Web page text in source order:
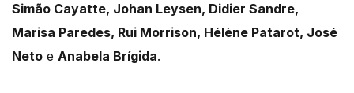
Simão Cayatte, Johan Leysen, Didier Sandre,
Marisa Paredes, Rui Morrison, Hélène Patarot, José
Neto e Anabela Brígida.